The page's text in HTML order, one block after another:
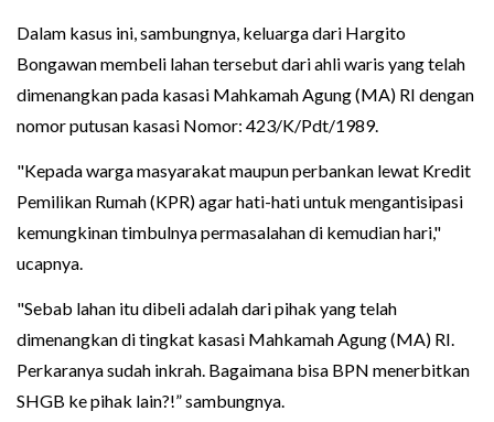
Dalam kasus ini, sambungnya, keluarga dari Hargito
Bongawan membeli lahan tersebut dari ahli waris yang telah
dimenangkan pada kasasi Mahkamah Agung (MA) RI dengan
nomor putusan kasasi Nomor: 423/K/Pdt/1989.
"Kepada warga masyarakat maupun perbankan lewat Kredit
Pemilikan Rumah (KPR) agar hati-hati untuk mengantisipasi
kemungkinan timbulnya permasalahan di kemudian hari,"
ucapnya.
"Sebab lahan itu dibeli adalah dari pihak yang telah
dimenangkan di tingkat kasasi Mahkamah Agung (MA) RI.
Perkaranya sudah inkrah. Bagaimana bisa BPN menerbitkan
SHGB ke pihak lain?!” sambungnya.